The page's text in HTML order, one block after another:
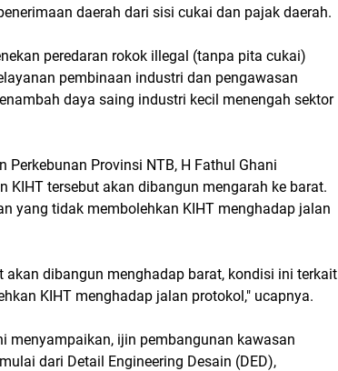
daerah dari sisi cukai dan pajak daerah.
peredaran rokok illegal (tanpa pita cukai)
pembinaan industri dan pengawasan
daya saing industri kecil menengah sektor
Perkebunan Provinsi NTB, H Fathul Ghani
KIHT tersebut akan dibangun mengarah ke barat.
yang tidak membolehkan KIHT menghadap jalan
akan dibangun menghadap barat, kondisi ini terkait
KIHT menghadap jalan protokol," ucapnya.
menyampaikan, ijin pembangunan kawasan
dari Detail Engineering Desain (DED),